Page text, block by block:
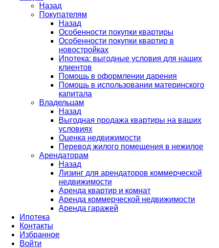
Назад
Покупателям
Назад
Особенности покупки квартиры
Особенности покупки квартир в
новостройках
Ипотека: выгодные условия для наших
клиентов
Помощь в оформлении дарения
Помощь в использовании материнского
капитала
Владельцам
Назад
Выгодная продажа квартиры на ваших
условиях
Оценка недвижимости
Перевод жилого помещения в нежилое
Арендаторам
Назад
Лизинг для арендаторов коммерческой
недвижимости
Аренда квартир и комнат
Аренда коммерческой недвижимости
Аренда гаражей
Ипотека
Контакты
Избранное
Войти